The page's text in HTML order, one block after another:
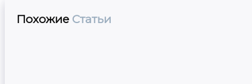
Похожие Статьи